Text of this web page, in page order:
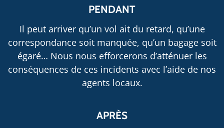
PENDANT
Il peut arriver qu’un vol ait du retard, qu’une
correspondance soit manquée, qu’un bagage soit
égaré… Nous nous efforcerons d’atténuer les
conséquences de ces incidents avec l’aide de nos
agents locaux.
APRÈS